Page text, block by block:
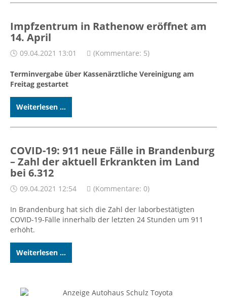
Impfzentrum in Rathenow eröffnet am
14. April
09.04.2021 13:01 (Kommentare: 5)
Terminvergabe über Kassenärztliche Vereinigung am
Freitag gestartet
Weiterlesen ...
COVID-19: 911 neue Fälle in Brandenburg
– Zahl der aktuell Erkrankten im Land
bei 6.312
09.04.2021 12:54 (Kommentare: 0)
In Brandenburg hat sich die Zahl der laborbestätigten
COVID-19-Fälle innerhalb der letzten 24 Stunden um 911
erhöht.
Weiterlesen ...